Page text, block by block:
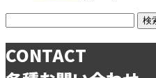
CONTACT